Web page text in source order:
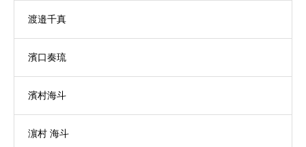
渡邉千真
濱口奏琉
濱村海斗
濵村 海斗